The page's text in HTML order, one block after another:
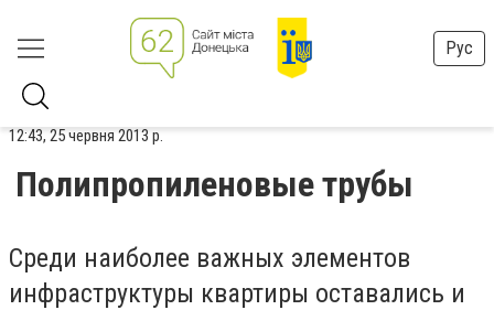
Рус
12:43, 25 червня 2013 р.
Полипропиленовые трубы
Среди наиболее важных элементов
инфраструктуры квартиры оставались и